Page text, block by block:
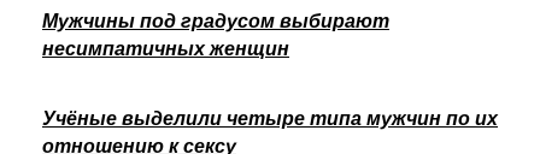
Мужчины под градусом выбирают
несимпатичных женщин
Учёные выделили четыре типа мужчин по их
отношению к сексу